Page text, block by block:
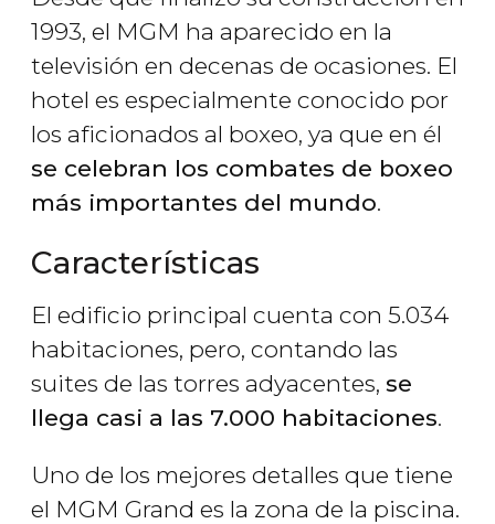
1993, el MGM ha aparecido en la
televisión en decenas de ocasiones. El
hotel es especialmente conocido por
los aficionados al boxeo, ya que en él
se celebran los combates de boxeo
más importantes del mundo.
Características
El edificio principal cuenta con 5.034
habitaciones, pero, contando las
suites de las torres adyacentes, se
llega casi a las 7.000 habitaciones.
Uno de los mejores detalles que tiene
el MGM Grand es la zona de la piscina.